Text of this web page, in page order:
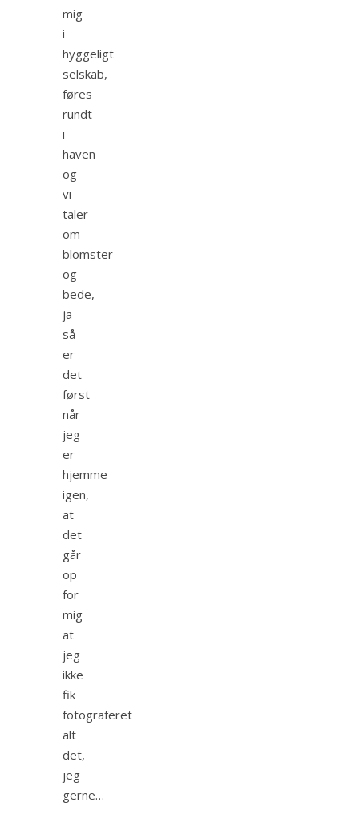
mig
i
hyggeligt
selskab,
føres
rundt
i
haven
og
vi
taler
om
blomster
og
bede,
ja
så
er
det
først
når
jeg
er
hjemme
igen,
at
det
går
op
for
mig
at
jeg
ikke
fik
fotograferet
alt
det,
jeg
gerne…